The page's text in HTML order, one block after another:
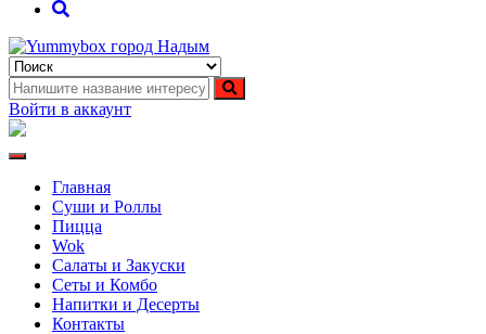
Yummybox город Надым
Суши, роллы, пицца, вок в городе Надым. Ямало-Ненецкий
автономный округ
Войти в аккаунт
Главная
Суши и Роллы
Пицца
Wok
Салаты и Закуски
Сеты и Комбо
Напитки и Десерты
Контакты